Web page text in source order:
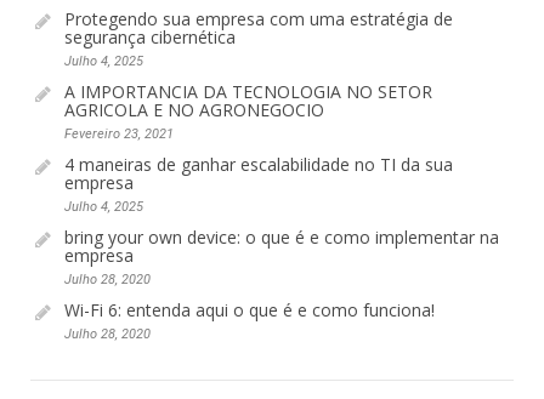
Protegendo sua empresa com uma estratégia de
segurança cibernética
Julho 4, 2025
A IMPORTANCIA DA TECNOLOGIA NO SETOR
AGRICOLA E NO AGRONEGOCIO
Fevereiro 23, 2021
4 maneiras de ganhar escalabilidade no TI da sua
empresa
Julho 4, 2025
bring your own device: o que é e como implementar na
empresa
Julho 28, 2020
Wi-Fi 6: entenda aqui o que é e como funciona!
Julho 28, 2020